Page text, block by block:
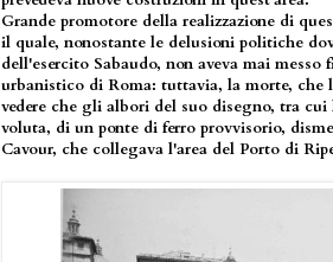
Grande promotore della realizzazione di
il quale, nonostante le delusioni politiche
dell'esercito Sabaudo, non aveva mai
urbanistico di Roma: tuttavia, la morte, che
vedere che gli albori del suo disegno, tra
voluta, di un ponte di ferro provvisorio,
Cavour, che collegava l'area del Porto di